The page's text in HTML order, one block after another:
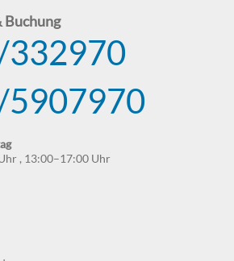
Buchung
, 13:00–17:00 Uhr